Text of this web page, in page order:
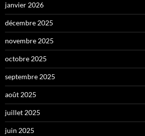
janvier 2026
décembre 2025
novembre 2025
octobre 2025
septembre 2025
août 2025
juillet 2025
juin 2025